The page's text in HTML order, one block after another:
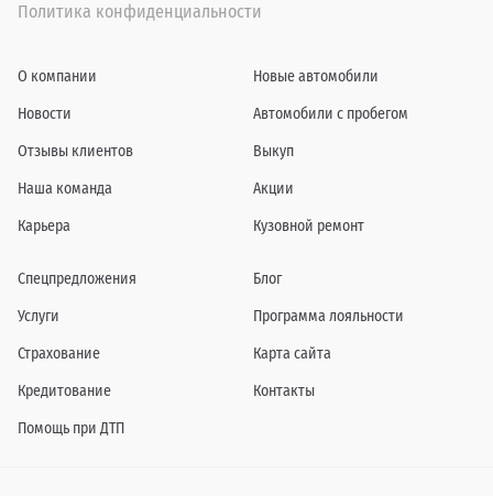
Политика конфиденциальности
О компании
Новости
Отзывы клиентов
Наша команда
Карьера
Новые автомобили
Автомобили с пробегом
Выкуп
Акции
Кузовной ремонт
Спецпредложения
Услуги
Страхование
Кредитование
Помощь при ДТП
Блог
Программа лояльности
Карта сайта
Контакты